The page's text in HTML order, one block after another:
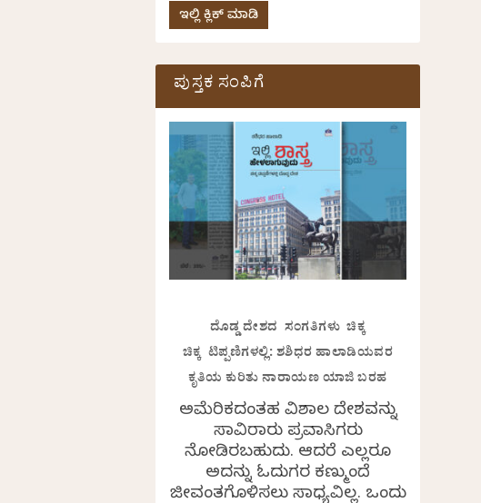
ಇಲ್ಲಿ ಕ್ಲಿಕ್ ಮಾಡಿ
ಪುಸ್ತಕ ಸಂಪಿಗೆ
ದೊಡ್ಡ ದೇಶದ ಸಂಗತಿಗಳು ಚಿಕ್ಕ
ಚಿಕ್ಕ ಟಿಪ್ಪಣಿಗಳಲ್ಲಿ: ಶಶಿಧರ ಹಾಲಾಡಿಯವರ
ಕೃತಿಯ ಕುರಿತು ನಾರಾಯಣ ಯಾಜಿ ಬರಹ
ಅಮೆರಿಕದಂತಹ ವಿಶಾಲ ದೇಶವನ್ನು
ಸಾವಿರಾರು ಪ್ರವಾಸಿಗರು
ನೋಡಿರಬಹುದು. ಆದರೆ ಎಲ್ಲರೂ
ಅದನ್ನು ಓದುಗರ ಕಣ್ಮುಂದೆ
ಜೀವಂತಗೊಳಿಸಲು ಸಾಧ್ಯವಿಲ್ಲ. ಒಂದು